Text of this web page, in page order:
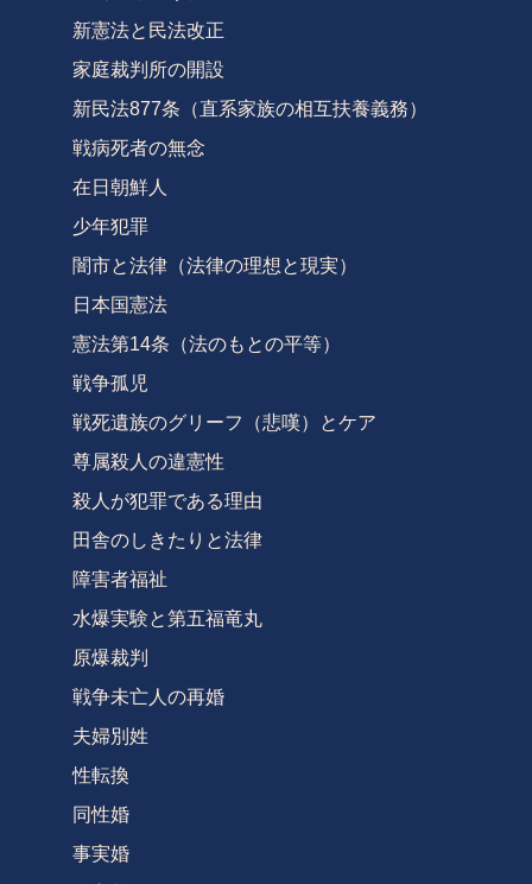
新憲法と民法改正
家庭裁判所の開設
新民法877条（直系家族の相互扶養義務）
戦病死者の無念
在日朝鮮人
少年犯罪
闇市と法律（法律の理想と現実）
日本国憲法
憲法第14条（法のもとの平等）
戦争孤児
戦死遺族のグリーフ（悲嘆）とケア
尊属殺人の違憲性
殺人が犯罪である理由
田舎のしきたりと法律
障害者福祉
水爆実験と第五福竜丸
原爆裁判
戦争未亡人の再婚
夫婦別姓
性転換
同性婚
事実婚